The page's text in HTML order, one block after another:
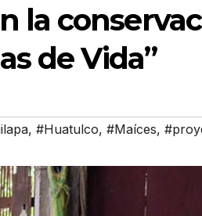
la
de Vida”
, #Huatulco, #Maíces,